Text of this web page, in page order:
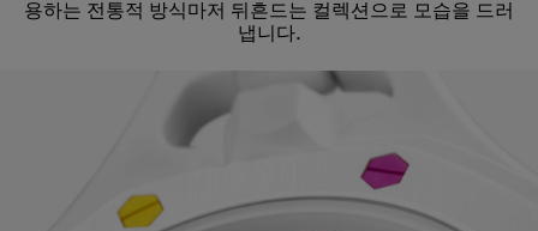
용하는 전통적 방식마저 뒤흔드는 컬렉션으로 모습을 드러
냅니다.